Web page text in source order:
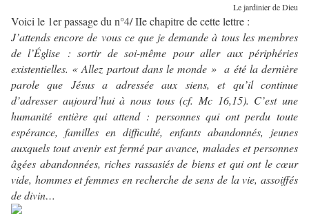
Le jardinier de Dieu
Voici le 1er passage du n°4/ IIe chapitre de cette lettre :
J’attends encore de vous ce que je demande à tous les membres
de l’Église : sortir de soi-même pour aller aux périphéries
existentielles. « Allez partout dans le monde » a été la dernière
parole que Jésus a adressée aux siens, et qu’il continue
d’adresser aujourd’hui à nous tous (cf. Mc 16,15). C’est une
humanité entière qui attend : personnes qui ont perdu toute
espérance, familles en difficulté, enfants abandonnés, jeunes
auxquels tout avenir est fermé par avance, malades et personnes
âgées abandonnées, riches rassasiés de biens et qui ont le cœur
vide, hommes et femmes en recherche de sens de la vie, assoiffés
de divin…